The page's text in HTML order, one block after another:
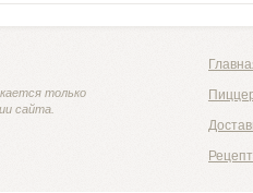
только
сайта.